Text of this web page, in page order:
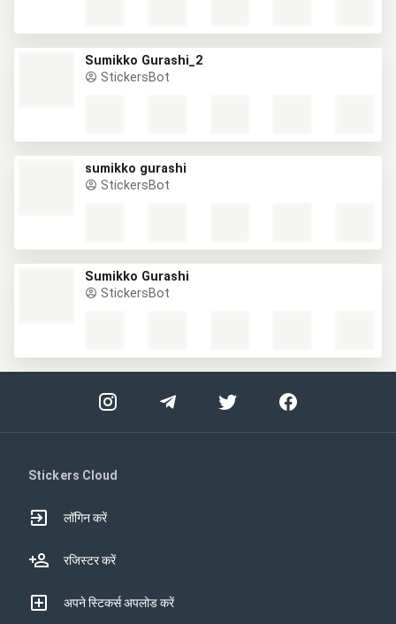
Sumikko Gurashi_2
StickersBot
sumikko gurashi
StickersBot
Sumikko Gurashi
StickersBot
Stickers Cloud
लॉगिन करें
रजिस्टर करें
अपने स्टिकर्स अपलोड करें